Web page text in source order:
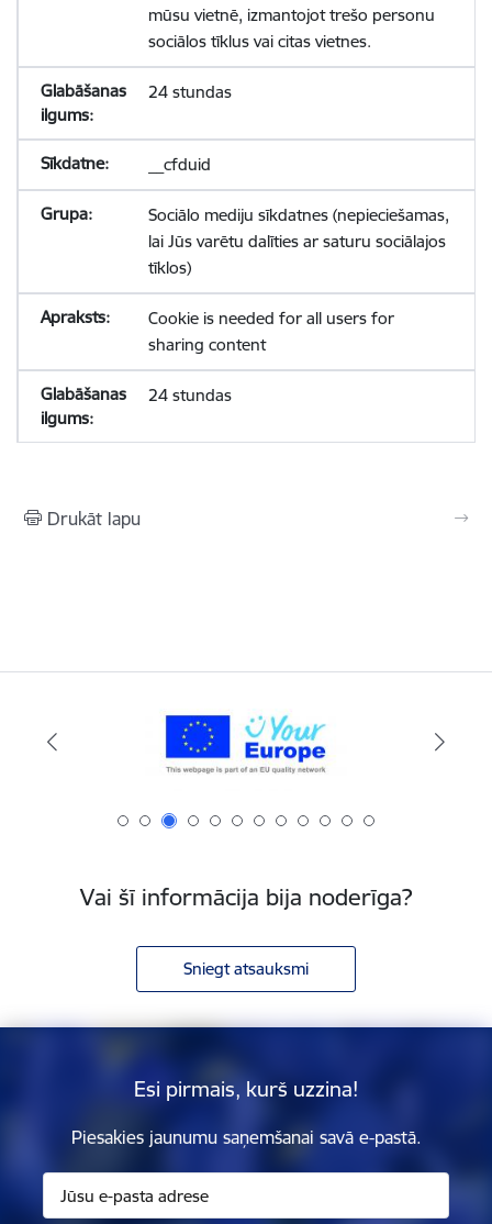
mūsu vietnē, izmantojot trešo personu
sociālos tīklus vai citas vietnes.
24 stundas
__cfduid
Sociālo mediju sīkdatnes (nepieciešamas,
lai Jūs varētu dalīties ar saturu sociālajos
tīklos)
Cookie is needed for all users for
sharing content
24 stundas
Drukāt lapu
Vai šī informācija bija noderīga?
Sniegt atsauksmi
Esi pirmais, kurš uzzina!
Piesakies jaunumu saņemšanai savā e-pastā.